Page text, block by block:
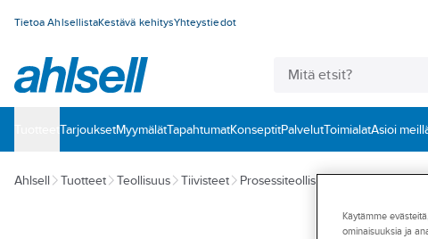
Tietoa AhlsellistaKestävä kehitysYhteystiedot
‎TarjouksetMyymälätTapahtumatKonseptitPalvelutToimialatAsioi
Ahlsell Tuotteet Teollisuus Tiivisteet Prosessiteollisuuden tiivisteet
Käytämme
ominaisuuksia ja